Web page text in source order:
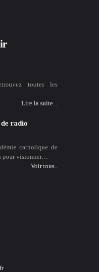
toutes les
Lire la suite...
de radio
catholique de
pour visionner…
Voir tous..